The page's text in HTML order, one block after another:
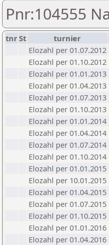
Pnr:104555
tnrSt turnier
Elozahl per 01.07.2012
Elozahl per 01.10.2012
Elozahl per 01.01.2013
Elozahl per 01.04.2013
Elozahl per 01.07.2013
Elozahl per 01.10.2013
Elozahl per 01.01.2014
Elozahl per 01.04.2014
Elozahl per 01.07.2014
Elozahl per 01.10.2014
Elozahl per 01.01.2015
Elozahl per 10.01.2015
Elozahl per 01.04.2015
Elozahl per 01.07.2015
Elozahl per 01.10.2015
Elozahl per 01.01.2016
Elozahl per 01.04.2016